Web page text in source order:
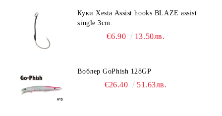
Куки Xesta Assist hooks BLAZE assist
single 3cm.
€6.90 13.50лв.
Воблер GoPhish 128GP
€26.40 51.63лв.